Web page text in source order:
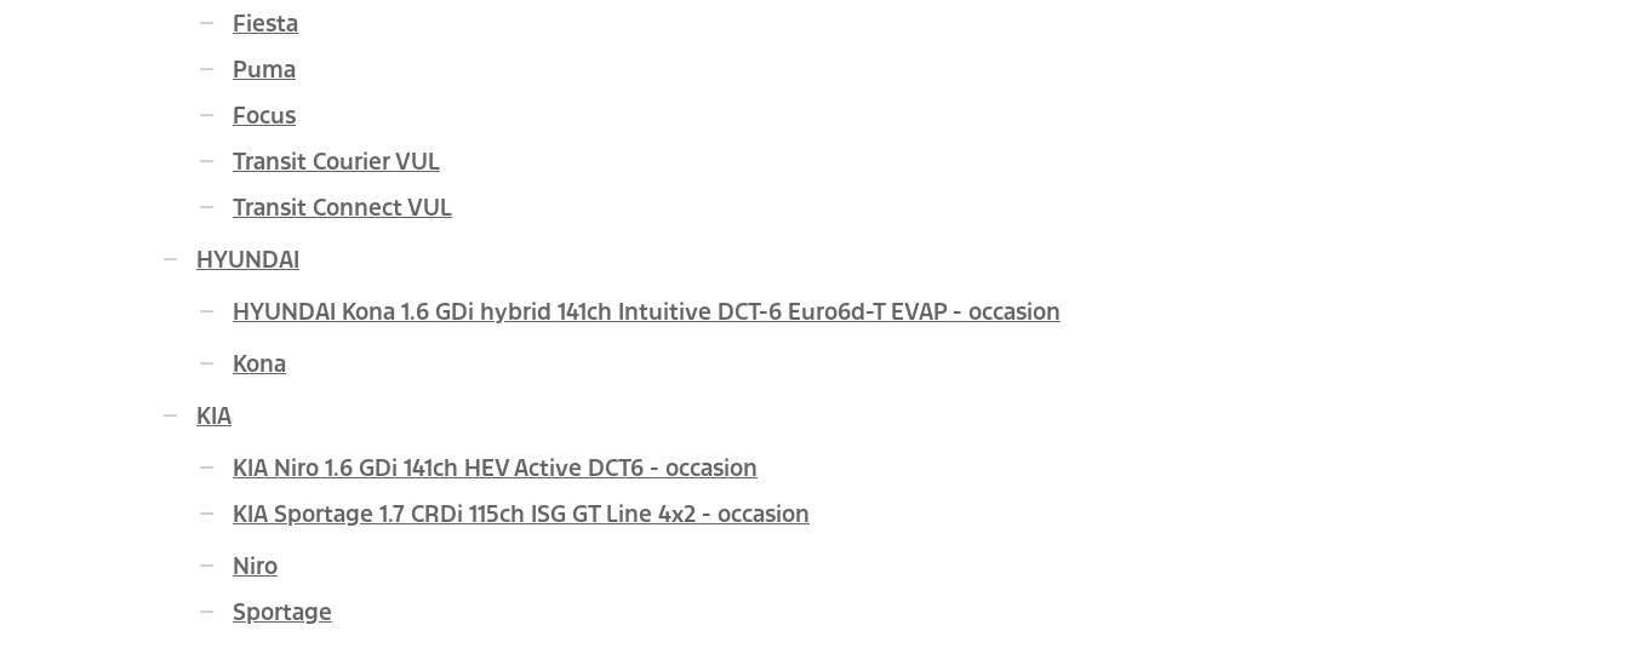
Fiesta
Puma
Focus
Transit Courier VUL
Transit Connect VUL
HYUNDAI
HYUNDAI Kona 1.6 GDi hybrid 141ch Intuitive DCT-6 Euro6d-T EVAP - occasion
Kona
KIA
KIA Niro 1.6 GDi 141ch HEV Active DCT6 - occasion
KIA Sportage 1.7 CRDi 115ch ISG GT Line 4x2 - occasion
Niro
Sportage